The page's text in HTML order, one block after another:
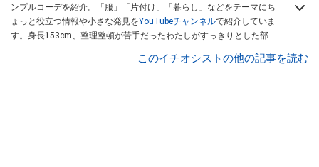
ンプルコーデを紹介。「服」「片付け」「暮らし」などをテーマにち
ょっと役立つ情報や小さな発見をYouTubeチャンネルで紹介していま
す。身長153cm、整理整頓が苦手だったわたしがすっきりとした部屋
このイチオシストの他の記事を読む